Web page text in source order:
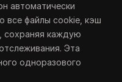
автоматически
все файлы cookie, кэш
сохраняя каждую
Эта
одноразового